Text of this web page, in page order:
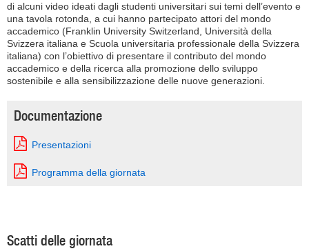
di alcuni video ideati dagli studenti universitari sui temi dell’evento e
una tavola rotonda, a cui hanno partecipato attori del mondo
accademico (Franklin University Switzerland, Università della
Svizzera italiana e Scuola universitaria professionale della Svizzera
italiana) con l’obiettivo di presentare il contributo del mondo
accademico e della ricerca alla promozione dello sviluppo
sostenibile e alla sensibilizzazione delle nuove generazioni.
Documentazione
Presentazioni
Programma della giornata
Scatti delle giornata